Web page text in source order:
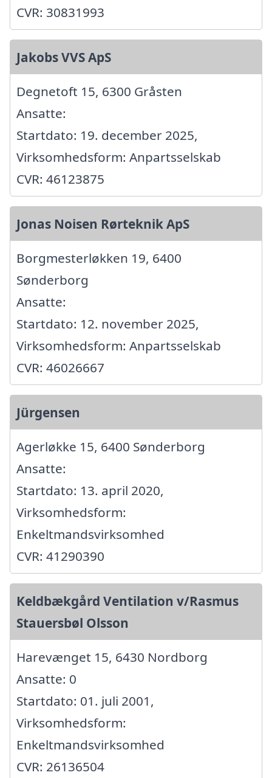
CVR: 30831993
Jakobs VVS ApS
Degnetoft 15, 6300 Gråsten
Ansatte:
Startdato: 19. december 2025,
Virksomhedsform: Anpartsselskab
CVR: 46123875
Jonas Noisen Rørteknik ApS
Borgmesterløkken 19, 6400
Sønderborg
Ansatte:
Startdato: 12. november 2025,
Virksomhedsform: Anpartsselskab
CVR: 46026667
Jürgensen
Agerløkke 15, 6400 Sønderborg
Ansatte:
Startdato: 13. april 2020,
Virksomhedsform:
Enkeltmandsvirksomhed
CVR: 41290390
Keldbækgård Ventilation v/Rasmus
Stauersbøl Olsson
Harevænget 15, 6430 Nordborg
Ansatte: 0
Startdato: 01. juli 2001,
Virksomhedsform:
Enkeltmandsvirksomhed
CVR: 26136504